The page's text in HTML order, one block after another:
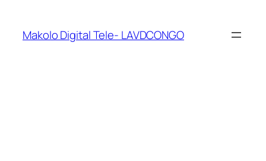
Makolo Digital Tele- LAVDCONGO